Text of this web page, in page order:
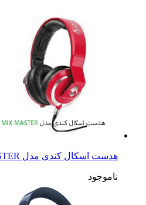
هدست اسکال کندی مدل MIX MASTER
ناموجود